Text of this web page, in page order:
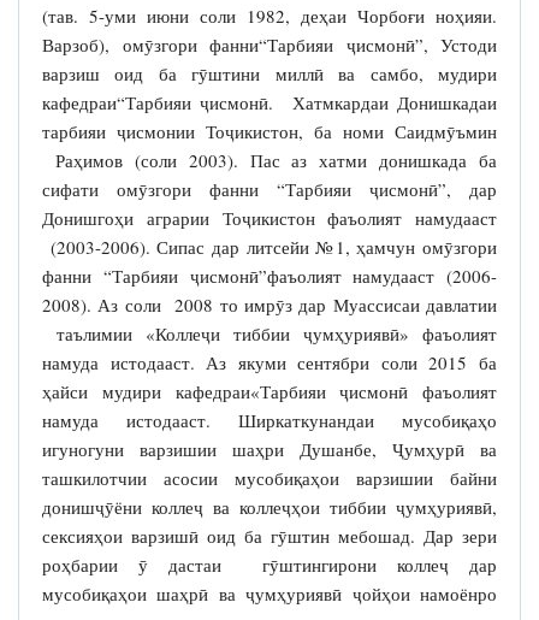
(тав. 5-уми июни соли 1982, деҳаи Чорбоғи ноҳияи.
Варзоб), омӯзгори фанни“Тарбияи ҷисмонӣ”, Устоди
варзиш оид ба гӯштини миллӣ ва самбо, мудири
кафедраи“Тарбияи ҷисмонӣ. Хатмкардаи Донишкадаи
тарбияи ҷисмонии Тоҷикистон, ба номи Саидмӯъмин
Раҳимов (соли 2003). Пас аз хатми донишкада ба
сифати омӯзгори фанни “Тарбияи ҷисмонӣ”, дар
Донишгоҳи аграрии Тоҷикистон фаъолият намудааст
(2003-2006). Сипас дар литсейи №1, ҳамчун омӯзгори
фанни “Тарбияи ҷисмонӣ”фаъолият намудааст (2006-
2008). Аз соли 2008 то имрӯз дар Муассисаи давлатии
таълимии «Коллеҷи тиббии ҷумҳуриявӣ» фаъолият
намуда истодааст. Аз якуми сентябри соли 2015 ба
ҳайси мудири кафедраи«Тарбияи ҷисмонӣ фаъолият
намуда истодааст. Ширкаткунандаи мусобиқаҳо
игуногуни варзишии шаҳри Душанбе, Ҷумҳурӣ ва
ташкилотчии асосии мусобиқаҳои варзишии байни
донишҷӯёни коллеҷ ва коллеҷҳои тиббии ҷумҳуриявӣ,
сексияҳои варзишӣ оид ба гӯштин мебошад. Дар зери
роҳбарии ӯ дастаи гӯштингирони коллеҷ дар
мусобиқаҳои шаҳрӣ ва ҷумҳуриявӣ ҷойҳои намоёнро